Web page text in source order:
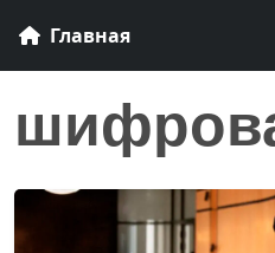
Главная